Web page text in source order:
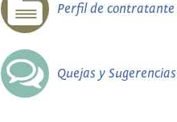
Perfil de contratante
Quejas y Sugerencias